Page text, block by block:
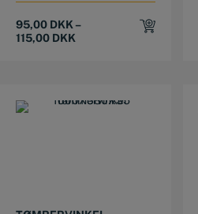
95,00 DKK –
115,00 DKK